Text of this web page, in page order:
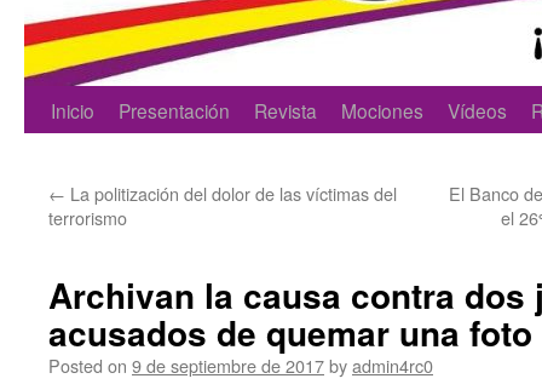
Skip
content
Inicio Presentación Revista Mociones Vídeos
← La politización del dolor de las víctimas del
terrorismo
El Banco
el
Archivan la causa contra dos
acusados de quemar una
Posted on 9 de septiembre de 2017byadmin4rc0